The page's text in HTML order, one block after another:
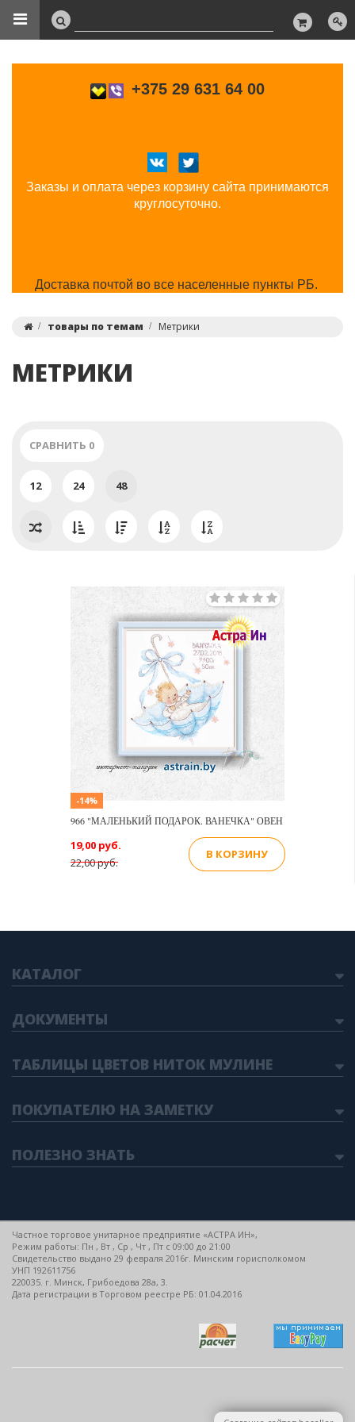
+375 29 631 64 00
Заказы и оплата через корзину сайта принимаются
круглосуточно.
Доставка почтой во все населенные пункты РБ.
товары по темам Метрики
МЕТРИКИ
СРАВНИТЬ 0
12 24 48
-14%
966 "МАЛЕНЬКИЙ ПОДАРОК. ВАНЕЧКА" ОВЕН
22,00 руб.
19,00 руб.
В КОРЗИНУ
КАТАЛОГ
ДОКУМЕНТЫ
ТАБЛИЦЫ ЦВЕТОВ НИТОК МУЛИНЕ
ПОКУПАТЕЛЮ НА ЗАМЕТКУ
ПОЛЕЗНО ЗНАТЬ
Частное торговое унитарное предприятие «АСТРА ИН»,
Режим работы: Пн , Вт , Ср , Чт , Пт c 09:00 до 21:00
Свидетельство выдано 29 февраля 2016г. Минским горисполкомом
УНП 192611756
220035. г. Минск, Грибоедова 28а, 3.
Дата регистрации в Торговом реестре РБ: 01.04.2016